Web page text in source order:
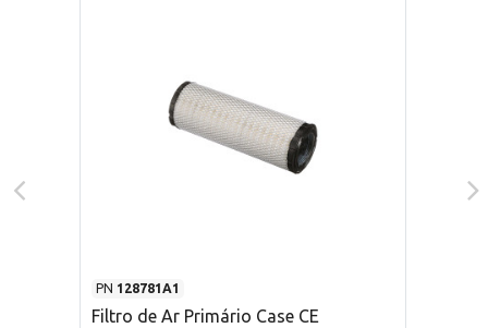
PN 128781A1
Filtro de Ar Primário Case CE